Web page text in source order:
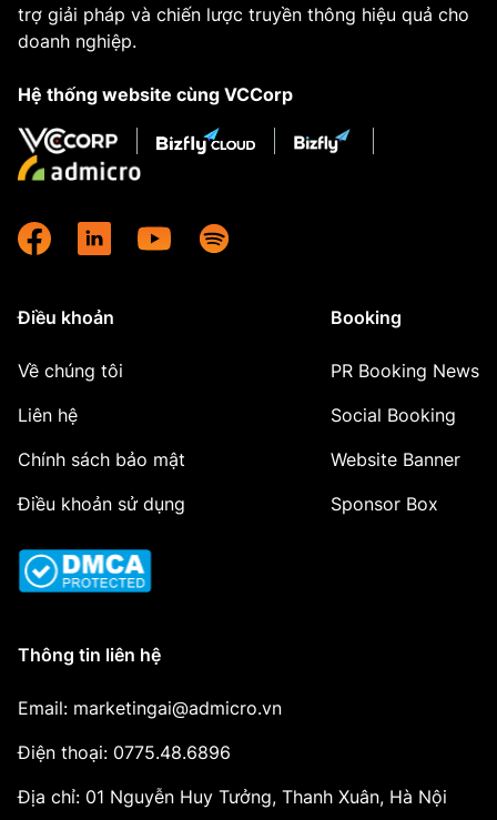
trợ giải pháp và chiến lược truyền thông hiệu quả cho
doanh nghiệp.
Hệ thống website cùng VCCorp
Điều khoản
Về chúng tôi
Liên hệ
Chính sách bảo mật
Điều khoản sử dụng
Booking
PR Booking News
Social Booking
Website Banner
Sponsor Box
Thông tin liên hệ
Email: marketingai@admicro.vn
Điện thoại: 0775.48.6896
Địa chỉ: 01 Nguyễn Huy Tưởng, Thanh Xuân, Hà Nội